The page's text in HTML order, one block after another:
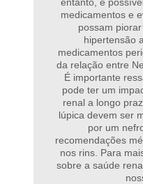
entanto, é
medicamentos e
possam
hipertensão
medicamentos
da relação entre
É importante
pode ter um
renal a longo
lúpica devem ser
por um
recomendações
nos rins. Para
sobre a saúde